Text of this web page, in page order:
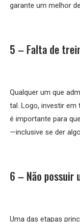
garante um melhor
5 – Falta de
Qualquer um que
tal. Logo, investir
é importante para
—inclusive se der
6 – Não possuir
Uma das etapas